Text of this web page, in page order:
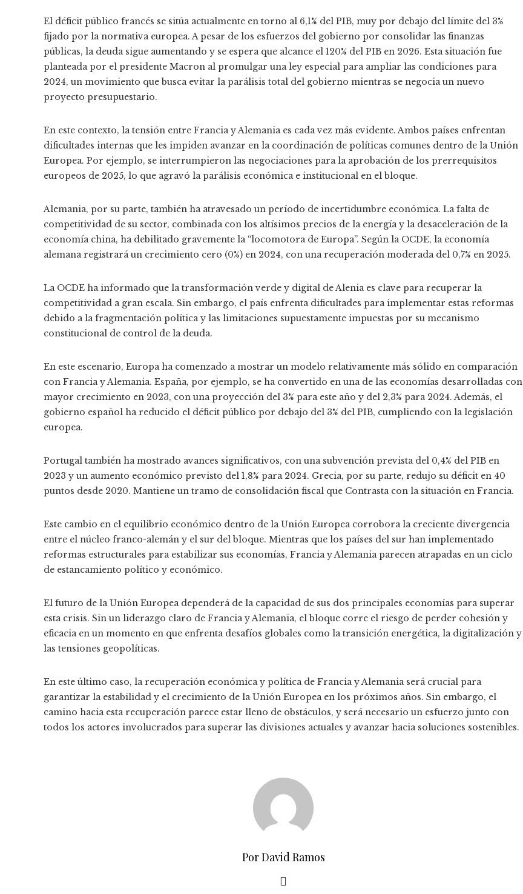
El déficit público francés se sitúa actualmente en torno al 6,1% del PIB, muy por debajo del límite del 3%
fijado por la normativa europea. A pesar de los esfuerzos del gobierno por consolidar las finanzas
públicas, la deuda sigue aumentando y se espera que alcance el 120% del PIB en 2026. Esta situación fue
planteada por el presidente Macron al promulgar una ley especial para ampliar las condiciones para
2024, un movimiento que busca evitar la parálisis total del gobierno mientras se negocia un nuevo
proyecto presupuestario.
En este contexto, la tensión entre Francia y Alemania es cada vez más evidente. Ambos países enfrentan
dificultades internas que les impiden avanzar en la coordinación de políticas comunes dentro de la Unión
Europea. Por ejemplo, se interrumpieron las negociaciones para la aprobación de los prerrequisitos
europeos de 2025, lo que agravó la parálisis económica e institucional en el bloque.
Alemania, por su parte, también ha atravesado un período de incertidumbre económica. La falta de
competitividad de su sector, combinada con los altísimos precios de la energía y la desaceleración de la
economía china, ha debilitado gravemente la “locomotora de Europa”. Según la OCDE, la economía
alemana registrará un crecimiento cero (0%) en 2024, con una recuperación moderada del 0,7% en 2025.
La OCDE ha informado que la transformación verde y digital de Alenia es clave para recuperar la
competitividad a gran escala. Sin embargo, el país enfrenta dificultades para implementar estas reformas
debido a la fragmentación política y las limitaciones supuestamente impuestas por su mecanismo
constitucional de control de la deuda.
En este escenario, Europa ha comenzado a mostrar un modelo relativamente más sólido en comparación
con Francia y Alemania. España, por ejemplo, se ha convertido en una de las economías desarrolladas con
mayor crecimiento en 2023, con una proyección del 3% para este año y del 2,3% para 2024. Además, el
gobierno español ha reducido el déficit público por debajo del 3% del PIB, cumpliendo con la legislación
europea.
Portugal también ha mostrado avances significativos, con una subvención prevista del 0,4% del PIB en
2023 y un aumento económico previsto del 1,8% para 2024. Grecia, por su parte, redujo su déficit en 40
puntos desde 2020. Mantiene un tramo de consolidación fiscal que Contrasta con la situación en Francia.
Este cambio en el equilibrio económico dentro de la Unión Europea corrobora la creciente divergencia
entre el núcleo franco-alemán y el sur del bloque. Mientras que los países del sur han implementado
reformas estructurales para estabilizar sus economías, Francia y Alemania parecen atrapadas en un ciclo
de estancamiento político y económico.
El futuro de la Unión Europea dependerá de la capacidad de sus dos principales economías para superar
esta crisis. Sin un liderazgo claro de Francia y Alemania, el bloque corre el riesgo de perder cohesión y
eficacia en un momento en que enfrenta desafíos globales como la transición energética, la digitalización y
las tensiones geopolíticas.
En este último caso, la recuperación económica y política de Francia y Alemania será crucial para
garantizar la estabilidad y el crecimiento de la Unión Europea en los próximos años. Sin embargo, el
camino hacia esta recuperación parece estar lleno de obstáculos, y será necesario un esfuerzo junto con
todos los actores involucrados para superar las divisiones actuales y avanzar hacia soluciones sostenibles.
Por David Ramos